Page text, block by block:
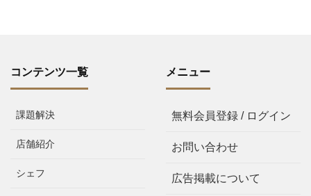
コンテンツ一覧
課題解決
店舗紹介
シェフ
メニュー
無料会員登録 / ログイン
お問い合わせ
広告掲載について